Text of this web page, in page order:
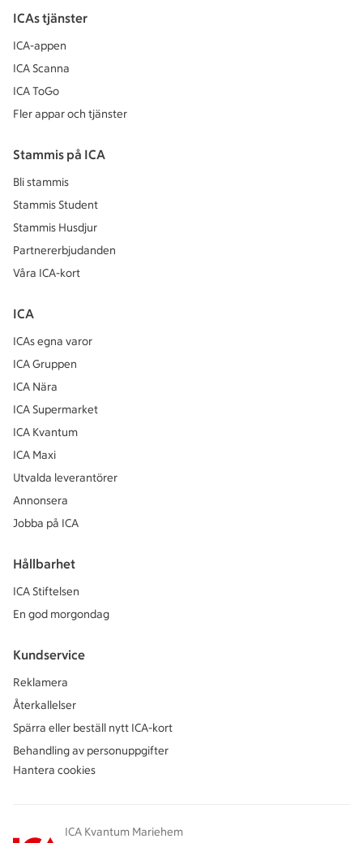
ICAs tjänster
ICA-appen
ICA Scanna
ICA ToGo
Fler appar och tjänster
Stammis på ICA
Bli stammis
Stammis Student
Stammis Husdjur
Partnererbjudanden
Våra ICA-kort
ICA
ICAs egna varor
ICA Gruppen
ICA Nära
ICA Supermarket
ICA Kvantum
ICA Maxi
Utvalda leverantörer
Annonsera
Jobba på ICA
Hållbarhet
ICA Stiftelsen
En god morgondag
Kundservice
Reklamera
Återkallelser
Spärra eller beställ nytt ICA-kort
Behandling av personuppgifter
Hantera cookies
ICA Kvantum Mariehem